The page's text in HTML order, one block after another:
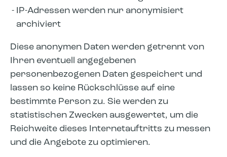
IP-Adressen werden nur anonymisiert
archiviert
Diese anonymen Daten werden getrennt von
Ihren eventuell angegebenen
personenbezogenen Daten gespeichert und
lassen so keine Rückschlüsse auf eine
bestimmte Person zu. Sie werden zu
statistischen Zwecken ausgewertet, um die
Reichweite dieses Internetauftritts zu messen
und die Angebote zu optimieren.